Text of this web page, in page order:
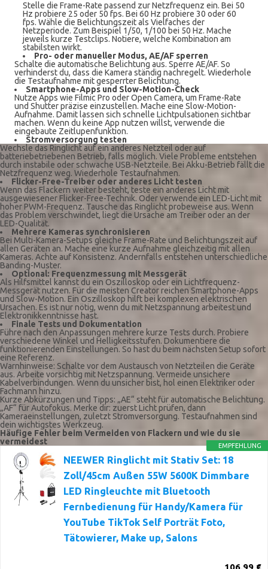
Stelle die Frame-Rate passend zur Netzfrequenz ein. Bei 50
Hz probiere 25 oder 50 fps. Bei 60 Hz probiere 30 oder 60
fps. Wähle die Belichtungszeit als Vielfaches der
Netzperiode. Zum Beispiel 1/50, 1/100 bei 50 Hz. Mache
jeweils kurze Testclips. Notiere, welche Kombination am
stabilsten wirkt.
Pro- oder manueller Modus, AE/AF sperren
Schalte die automatische Belichtung aus. Sperre AE/AF. So
verhinderst du, dass die Kamera ständig nachregelt. Wiederhole
die Testaufnahme mit gesperrter Belichtung.
Smartphone-Apps und Slow-Motion-Check
Nutze Apps wie Filmic Pro oder Open Camera, um Frame-Rate
und Shutter präzise einzustellen. Mache eine Slow-Motion-
Aufnahme. Damit lassen sich schnelle Lichtpulsationen sichtbar
machen. Wenn du keine App nutzen willst, verwende die
eingebaute Zeitlupenfunktion.
Stromversorgung testen
Wechsle das Ringlicht auf ein anderes Netzteil oder auf
batteriebetriebenen Betrieb, falls möglich. Viele Probleme entstehen
durch instabile oder schwache USB-Netzteile. Bei Akku-Betrieb fällt die
Netzfrequenz weg. Wiederhole Testaufnahmen.
Flicker-Free-Treiber oder anderes Licht testen
Wenn das Flackern weiter besteht, teste ein anderes Licht mit
ausgewiesener Flicker-Free-Technik. Oder verwende ein LED-Licht mit
hoher PWM-Frequenz. Tausche das Ringlicht probeweise aus. Wenn
das Problem verschwindet, liegt die Ursache am Treiber oder an der
LED-Qualität.
Mehrere Kameras synchronisieren
Bei Multi-Kamera-Setups gleiche Frame-Rate und Belichtungszeit auf
allen Geräten an. Mache eine kurze Aufnahme gleichzeitig mit allen
Kameras. Achte auf Konsistenz. Andernfalls entstehen unterschiedliche
Banding-Muster.
Optional: Frequenzmessung mit Messgerät
Als Hilfsmittel kannst du ein Oszilloskop oder ein Lichtfrequenz-
Messgerät nutzen. Für die meisten Creator reichen Smartphone-Apps
und Slow-Motion. Ein Oszilloskop hilft bei komplexen elektrischen
Ursachen. Es ist nur nötig, wenn du mit Netzspannung arbeitest und
Elektronikkenntnisse hast.
Finale Tests und Dokumentation
Führe nach den Anpassungen mehrere kurze Tests durch. Probiere
verschiedene Winkel und Helligkeitsstufen. Dokumentiere die
funktionierenden Einstellungen. So hast du beim nächsten Setup sofort
eine Referenz.
Warnhinweise: Schalte vor dem Austausch von Netzteilen die Geräte
aus. Arbeite vorsichtig mit Netzspannung. Vermeide unsichere
Kabelverbindungen. Wenn du unsicher bist, hol einen Elektriker oder
Fachmann hinzu.
Kurze Abkürzungen und Tipps: „AE“ steht für automatische Belichtung.
„AF“ für Autofokus. Merke dir: zuerst Licht prüfen, dann
Kameraeinstellungen, zuletzt Stromversorgung. Testaufnahmen sind
dein wichtigstes Werkzeug.
Häufige Fehler beim Vermeiden von Flackern und wie du sie
vermeidest
EMPFEHLUNG
NEEWER Ringlicht mit Stativ Set: 18
Zoll/45cm Außen 55W 5600K Dimmbare
LED Ringleuchte mit Bluetooth
Fernbedienung für Handy/Kamera für
YouTube TikTok Self Porträt Foto,
Tätowierer, Make up, Salons
106,99 €